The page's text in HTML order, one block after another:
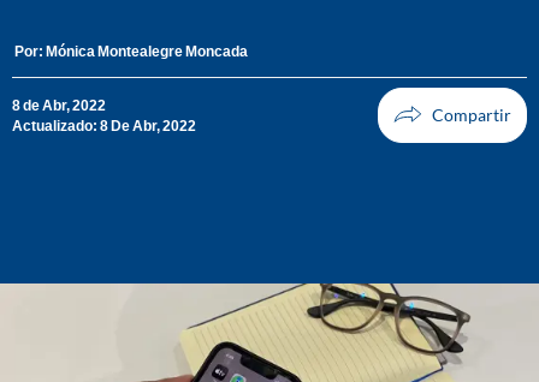
Por: Mónica Montealegre Moncada
8 de Abr, 2022
Actualizado: 8 De Abr, 2022